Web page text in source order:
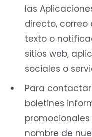
las
directo, correo
texto o
sitios web,
sociales o
Para
boletines
promocionales
nombre de